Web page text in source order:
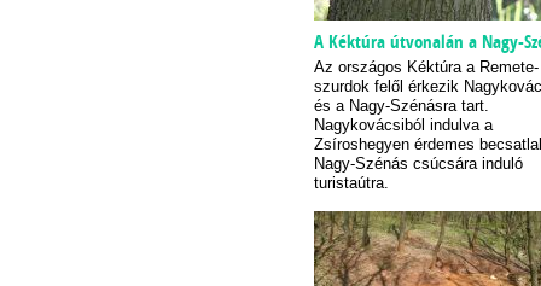
A Kéktúra útvonalán a Nagy-
Az országos Kéktúra a Remete-
szurdok felől érkezik
és a Nagy-Szénásra tart.
Nagykovácsiból indulva a
Zsíroshegyen érdemes
Nagy-Szénás csúcsára induló
turistaútra.